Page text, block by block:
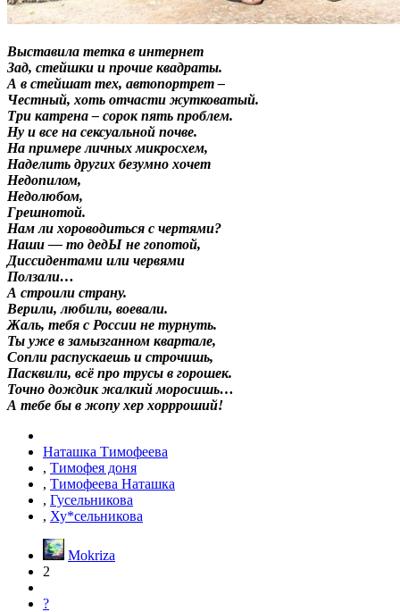
Выставила тетка в интернет
Зад, стейшки и прочие квадраты.
А в стейшат тех, автопортрет –
Честный, хоть отчасти жутковатый.
Три катрена – сорок пять проблем.
Ну и все на сексуальной почве.
На примере личных микросхем,
Наделить других безумно хочет
Недопилом,
Недолюбом,
Грешнотой.
Нам ли хороводиться с чертями?
Наши — то дедЫ не гопотой,
Диссидентами или червями
Ползали…
А строили страну.
Верили, любили, воевали.
Жаль, тебя с России не турнуть.
Ты уже в замызганном квартале,
Сопли распускаешь и строчишь,
Пасквили, всё про трусы в горошек.
Точно дождик жалкий моросишь…
А тебе бы в жопу хер хоррроший!
Наташка Тимофеева
, Тимофея доня
, Тимофеева Наташка
, Гусельникова
, Ху*сельникова
Mokriza
2
?